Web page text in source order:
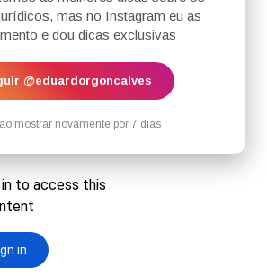
mas no Instagram eu as
e dou dicas exclusivas
@eduardorgoncalves
mostrar novamente por 7 dias